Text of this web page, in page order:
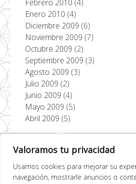
Valoramos tu privacidad
Usamos cookies para mejorar su
navegación, mostrarle anuncios o
Febrero 2010 (4)
Enero 2010 (4)
Diciembre 2009 (6)
Noviembre 2009 (7)
Octubre 2009 (2)
Septiembre 2009 (3)
Agosto 2009 (3)
Julio 2009 (2)
Junio 2009 (4)
Mayo 2009 (5)
Abril 2009 (5)
P.COOKIES